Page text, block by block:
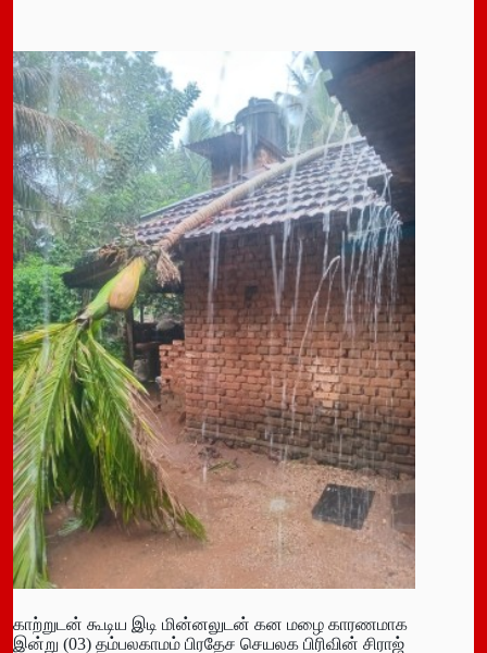
காற்றுடன் கூடிய இடி மின்னலுடன் கன மழை காரணமாக
இன்று (03) தம்பலகாமம் பிரதேச செயலக பிரிவின் சிராஜ்